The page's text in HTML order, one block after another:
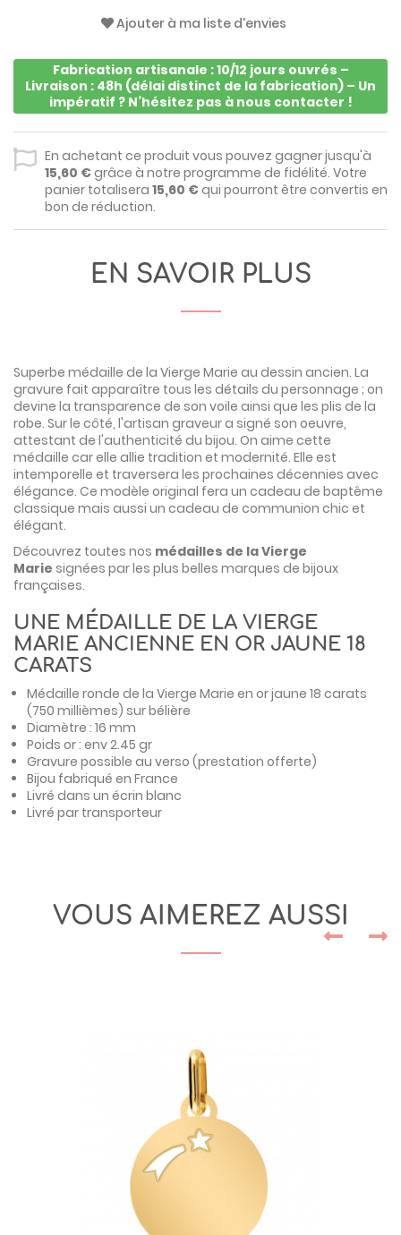
Ajouter à ma liste d'envies
Fabrication artisanale : 10/12 jours ouvrés –
Livraison : 48h (délai distinct de la fabrication) – Un
impératif ? N’hésitez pas à nous contacter !
En achetant ce produit vous pouvez gagner jusqu'à
15,60 €grâce à notre programme de fidélité. Votre
panier totalisera 15,60 €qui pourront être convertis en
bon de réduction.
EN SAVOIR PLUS
Superbe médaille de la Vierge Marie au dessin ancien. La
gravure fait apparaître tous les détails du personnage ; on
devine la transparence de son voile ainsi que les plis de la
robe. Sur le côté, l'artisan graveur a signé son oeuvre,
attestant de l'authenticité du bijou. On aime cette
médaille car elle allie tradition et modernité. Elle est
intemporelle et traversera les prochaines décennies avec
élégance. Ce modèle original fera un cadeau de baptême
classique mais aussi un cadeau de communion chic et
élégant.
Découvrez toutes nos médailles de la Vierge
Marie signées par les plus belles marques de bijoux
françaises.
UNE MÉDAILLE DE LA VIERGE
MARIE ANCIENNE EN OR JAUNE 18
CARATS
Médaille ronde de la Vierge Marie en or jaune 18 carats
(750 millièmes) sur bélière
Diamètre : 16 mm
Poids or : env 2.45 gr
Gravure possible au verso (prestation offerte)
Bijou fabriqué en France
Livré dans un écrin blanc
Livré par transporteur
VOUS AIMEREZ AUSSI